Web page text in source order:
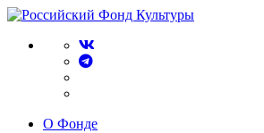
О Фонде